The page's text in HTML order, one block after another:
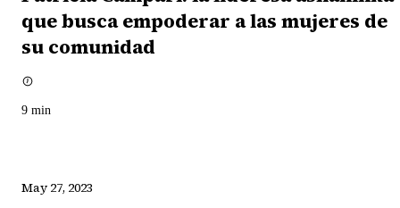
que busca empoderar a las mujeres de
su comunidad
9 min
May 27, 2023